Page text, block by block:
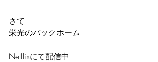
さて
栄光のバックホーム
Netflixにて配信中